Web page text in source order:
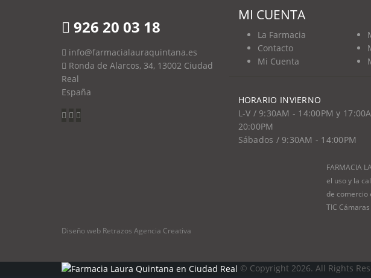
926 20 03 18
info@farmacialauraquintana.es
Ronda de Alarcos, 34, 13002 Ciudad
Real
España
MI CUENTA
La Farmacia
Contacto
Mi Cuenta
HORARIO INVIERNO
L-V / 9:30AM - 14:00PM y
20:00PM
Sábados / 9:30AM - 14:00PM
FARMACIA
el uso y la
de comercio
TIC
Diseño web Retrazos Agencia Creativa
© Copyright 2026. All Rights